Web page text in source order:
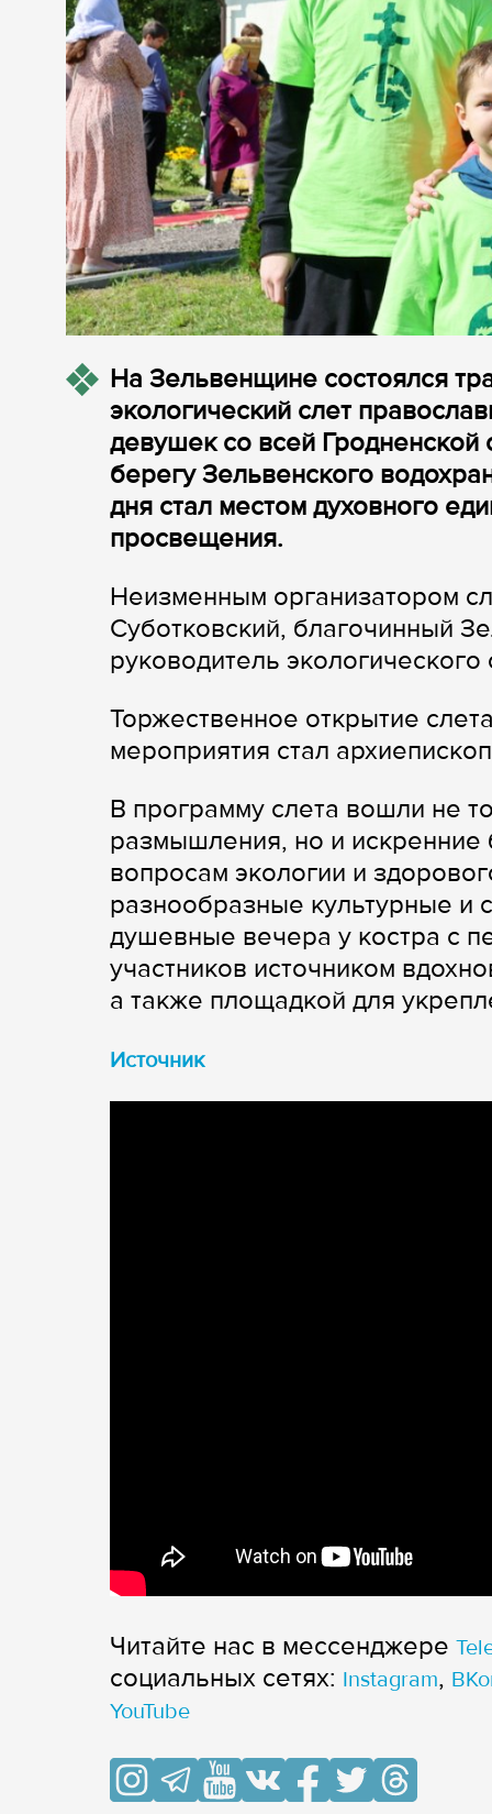
На Зельвенщине состоялся
экологический слет
девушек со всей
берегу Зельвенского
дня стал местом духовного
просвещения.
Неизменным организатором
Суботковский, благочинный
руководитель
Торжественное открытие
мероприятия стал
В программу слета вошли не
размышления, но и
вопросам экологии и
разнообразные культурные и
душевные вечера у костра с
участников источником
а также площадкой для
Источник
Читайте нас в мессенджере
cоциальных сетях: Instagram,
YouTube